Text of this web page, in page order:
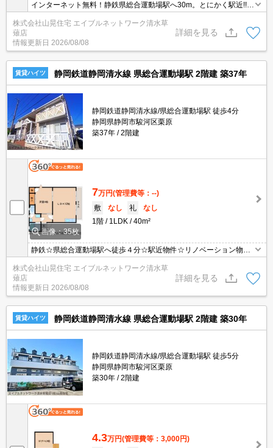
インターネット無料！静鉄県総合運動場駅へ30m。とにかく駅近!!と
いう方オススメです！R8.7～エアコン新品。キッチン周辺がゆった
りしているので食器棚なども配置ＯＫ♪南向きのお部屋は日当たりも
◎バルコニーも広いのでお布団もしっかり干せます！敷金・礼金ゼ
ロなので初期費用もコストダウン♪
株式会社山晃住宅 エイブルネットワーク清水草
薙店
情報更新日 2026/08/08
詳細を見る
賃貸ハイツ 静岡鉄道静岡清水線 県総合運動場駅 2階建 築37年
静岡鉄道静岡清水線/県総合運動場駅 徒歩4分
静岡県静岡市駿河区栗原
築37年
2階建
画像：35枚
7万円(管理費等：--)
敷
なし 礼
なし
1階
1LDK 40m²
静鉄☆県総合運動場駅へ徒歩４分☆駅近物件☆リノベーション物
件。ゆったり12帖のレイアウトはあなた次第♪駅にも近く（徒歩4
分）スーパーへ320ｍ◇ドラッグストアへ390ｍ◇コンビニへ530ｍ
と買い物も便利な立地です♪お部屋探しはエイブルネットワーク清水
草薙店へ♪
株式会社山晃住宅 エイブルネットワーク清水草
薙店
情報更新日 2026/08/08
詳細を見る
賃貸ハイツ 静岡鉄道静岡清水線 県総合運動場駅 2階建 築30年
静岡鉄道静岡清水線/県総合運動場駅 徒歩5分
静岡県静岡市駿河区栗原
築30年
2階建
4.3万円(管理費等：3,000円)